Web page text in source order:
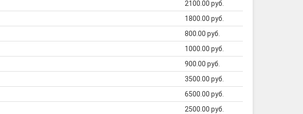
2100.00 руб.
1800.00 руб.
800.00 руб.
1000.00 руб.
900.00 руб.
3500.00 руб.
6500.00 руб.
2500.00 руб.